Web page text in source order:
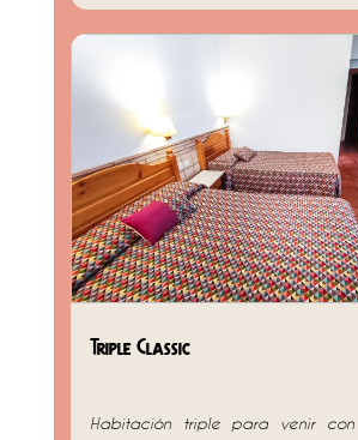
gama, baño privado de diseño
aire acondicionado, Wi-Fi de alta
smart TV, nevera, caja fuerte y
refugio perfecto para
disfrutar de la Costa Dorada con
de distinción y modernidad. En esta tipologia
de habitación no aceptamos
Triple Classic
Habitación triple para venir